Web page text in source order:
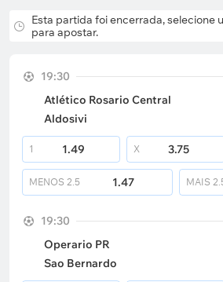
Esta partida foi encerrada, selecione
para apostar.
19:30
Atlético Rosario Central
Aldosivi
1 1.49 X 3.75
MENOS 2.5 1.47 MAIS
19:30
Operario PR
Sao Bernardo